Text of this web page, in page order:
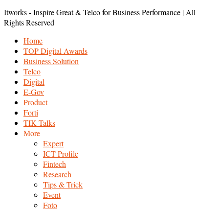
Itworks - Inspire Great & Telco for Business Performance | All
Rights Reserved
Home
TOP Digital Awards
Business Solution
Telco
Digital
E-Gov
Product
Forti
TIK Talks
More
Expert
ICT Profile
Fintech
Research
Tips & Trick
Event
Foto